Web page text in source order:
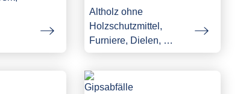
Altholz ohne
Holzschutzmittel,
Furniere, Dielen, …